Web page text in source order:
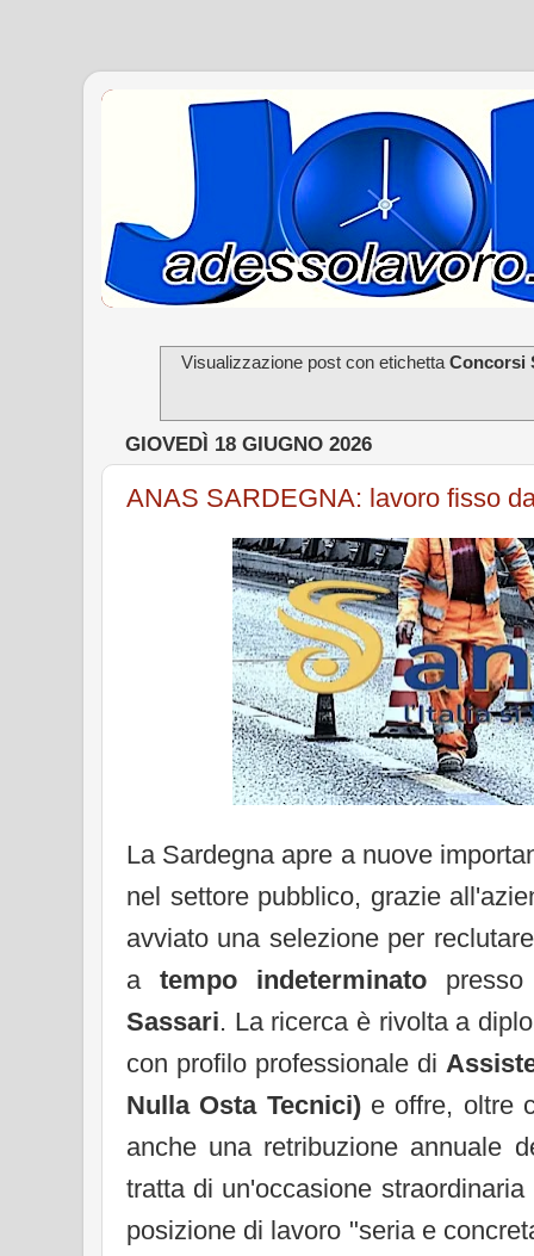
Visualizzazione post con etichettaConcorsi
GIOVEDÌ 18 GIUGNO 2026
ANAS SARDEGNA: lavoro fisso
La Sardegna apre a nuove
nel settore pubblico, grazie
avviato una selezione per
a tempo indeterminato
Sassari. La ricerca è rivolta a
con profilo professionale di
Nulla Osta Tecnici)e offre, oltre
anche una retribuzione annuale
tratta di un'occasione
posizione di lavoro "seria e